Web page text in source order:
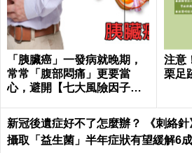
「胰臟癌」一發病就晚期，
常常「腹部悶痛」更要當
心，避開【七大風險因子】
alth
注意
栗足
新冠後遺症好不了怎麼辦？ 《刺絡針
攝取「益生菌」半年症狀有望緩解6